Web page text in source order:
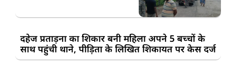
दहेज प्रताड़ना का शिकार बनी महिला अपने 5 बच्चों के
साथ पहुंची थाने, पीड़िता के लिखित शिकायत पर केस दर्ज